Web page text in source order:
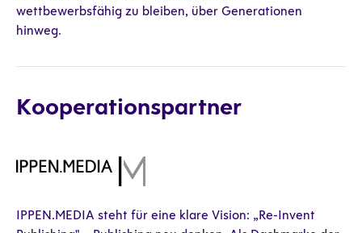
wettbewerbsfähig zu bleiben, über Generationen
hinweg.
Kooperationspartner
IPPEN.MEDIA steht für eine klare Vision: „Re-Invent